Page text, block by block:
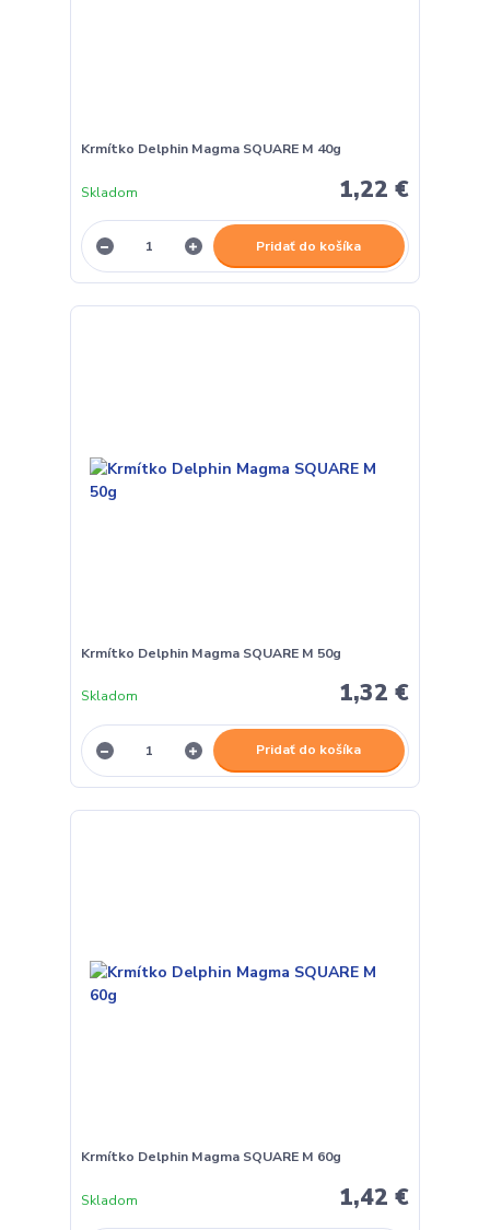
Krmítko Delphin Magma SQUARE M 40g
1,22 €
Skladom
Pridať do košíka
Krmítko Delphin Magma SQUARE M 50g
1,32 €
Skladom
Pridať do košíka
Krmítko Delphin Magma SQUARE M 60g
1,42 €
Skladom